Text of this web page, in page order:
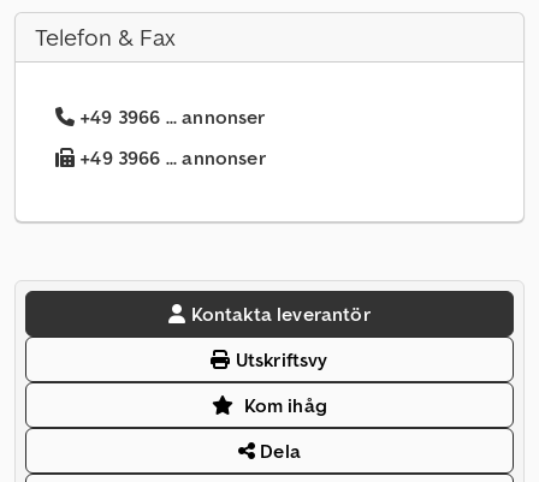
Telefon & Fax
+49 3966 ... annonser
+49 3966 ... annonser
Kontakta leverantör
Utskriftsvy
Kom ihåg
Dela